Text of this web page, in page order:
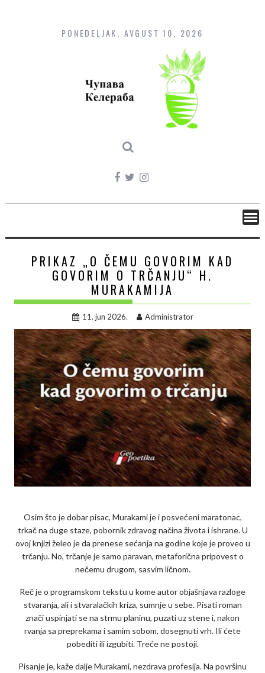
content
PONEDELJAK, AVGUST 10, 2026
PRIKAZ „O ČEMU GOVORIM KAD
GOVORIM O TRČANJU“ H.
MURAKAMIJA
11. jun 2026. Administrator
Osim što je dobar pisac, Murakami je i posvećeni maratonac,
trkač na duge staze, pobornik zdravog načina života i ishrane. U
ovoj knjizi želeo je da prenese sećanja na godine koje je proveo u
trčanju. No, trčanje je samo paravan, metaforična pripovest o
nečemu drugom, sasvim ličnom.
Reč je o programskom tekstu u kome autor objašnjava razloge
stvaranja, ali i stvaralačkih kriza, sumnje u sebe. Pisati roman
znači uspinjati se na strmu planinu, puzati uz stene i, nakon
rvanja sa preprekama i samim sobom, dosegnuti vrh. Ili ćete
pobediti ili izgubiti. Treće ne postoji.
Pisanje je, kaže dalje Murakami, nezdrava profesija. Na površinu